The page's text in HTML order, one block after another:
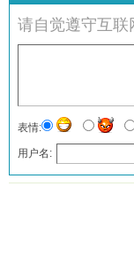
请自觉遵守互
表情:
用户名:
发表评论